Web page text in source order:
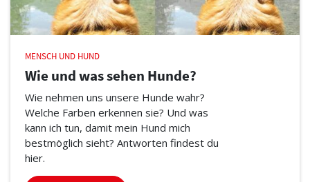
MENSCH UND HUND
Wie und was sehen Hunde?
Wie nehmen uns unsere Hunde wahr?
Welche Farben erkennen sie? Und was
kann ich tun, damit mein Hund mich
bestmöglich sieht? Antworten findest du
hier.